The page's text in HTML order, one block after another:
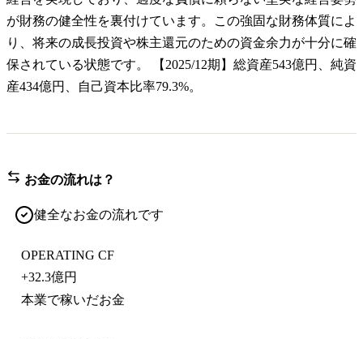
が財務の健全性を裏付けています。この強固な財務体質によ
り、将来の成長投資や株主還元のための資金余力が十分に確
保されている状態です。 【2025/12期】総資産543億円、純資
産434億円、自己資本比率79.3%。
お金の流れは？
健全なお金の流れです
OPERATING CF
+32.3億円
本業で稼いだお金